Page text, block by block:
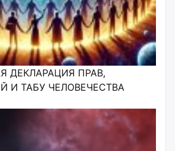
ДЕКЛАРАЦИЯ ПРАВ,
И ТАБУ ЧЕЛОВЕЧЕСТВА